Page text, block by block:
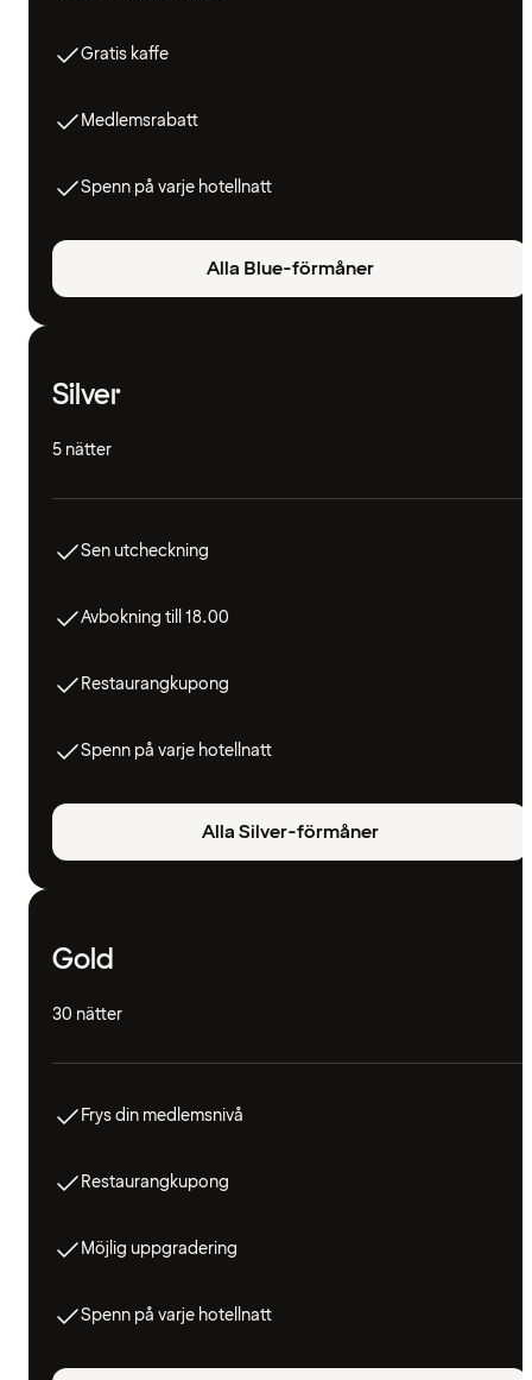
Gratis kaffe
Medlemsrabatt
Spenn på varje hotellnatt
Alla Blue-förmåner
Silver
5 nätter
Sen utcheckning
Avbokning till 18.00
Restaurangkupong
Spenn på varje hotellnatt
Alla Silver-förmåner
Gold
30 nätter
Frys din medlemsnivå
Restaurangkupong
Möjlig uppgradering
Spenn på varje hotellnatt